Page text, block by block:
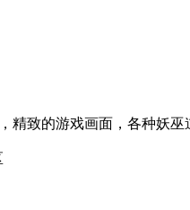
致的游戏画面，各种妖